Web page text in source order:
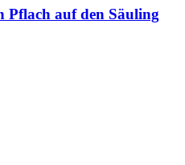
Pflach auf den Säuling